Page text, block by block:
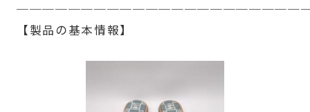
【製品の基本情報】